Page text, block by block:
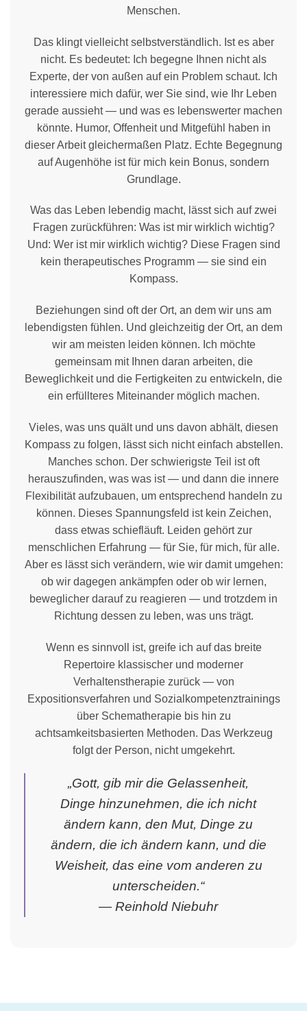
Menschen.
Das klingt vielleicht selbstverständlich. Ist es aber
nicht. Es bedeutet: Ich begegne Ihnen nicht als
Experte, der von außen auf ein Problem schaut. Ich
interessiere mich dafür, wer Sie sind, wie Ihr Leben
gerade aussieht — und was es lebenswerter machen
könnte. Humor, Offenheit und Mitgefühl haben in
dieser Arbeit gleichermaßen Platz. Echte Begegnung
auf Augenhöhe ist für mich kein Bonus, sondern
Grundlage.
Was das Leben lebendig macht, lässt sich auf zwei
Fragen zurückführen: Was ist mir wirklich wichtig?
Und: Wer ist mir wirklich wichtig? Diese Fragen sind
kein therapeutisches Programm — sie sind ein
Kompass.
Beziehungen sind oft der Ort, an dem wir uns am
lebendigsten fühlen. Und gleichzeitig der Ort, an dem
wir am meisten leiden können. Ich möchte
gemeinsam mit Ihnen daran arbeiten, die
Beweglichkeit und die Fertigkeiten zu entwickeln, die
ein erfüllteres Miteinander möglich machen.
Vieles, was uns quält und uns davon abhält, diesen
Kompass zu folgen, lässt sich nicht einfach abstellen.
Manches schon. Der schwierigste Teil ist oft
herauszufinden, was was ist — und dann die innere
Flexibilität aufzubauen, um entsprechend handeln zu
können. Dieses Spannungsfeld ist kein Zeichen,
dass etwas schiefläuft. Leiden gehört zur
menschlichen Erfahrung — für Sie, für mich, für alle.
Aber es lässt sich verändern, wie wir damit umgehen:
ob wir dagegen ankämpfen oder ob wir lernen,
beweglicher darauf zu reagieren — und trotzdem in
Richtung dessen zu leben, was uns trägt.
Wenn es sinnvoll ist, greife ich auf das breite
Repertoire klassischer und moderner
Verhaltenstherapie zurück — von
Expositionsverfahren und Sozialkompetenztrainings
über Schematherapie bis hin zu
achtsamkeitsbasierten Methoden. Das Werkzeug
folgt der Person, nicht umgekehrt.
„Gott, gib mir die Gelassenheit,
Dinge hinzunehmen, die ich nicht
ändern kann, den Mut, Dinge zu
ändern, die ich ändern kann, und die
Weisheit, das eine vom anderen zu
unterscheiden.“
— Reinhold Niebuhr